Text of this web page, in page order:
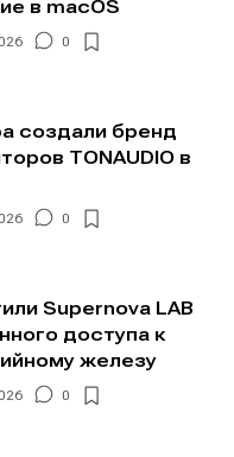
в macOS
0
создали бренд
TONAUDIO в
0
Supernova LAB
доступа к
железу
0